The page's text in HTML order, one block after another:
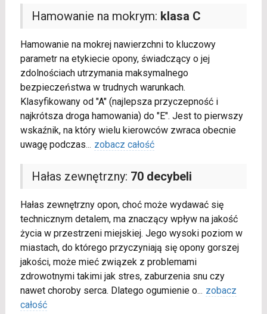
Hamowanie na mokrym: klasa C
Hamowanie na mokrej nawierzchni to kluczowy
parametr na etykiecie opony, świadczący o jej
zdolnościach utrzymania maksymalnego
bezpieczeństwa w trudnych warunkach.
Klasyfikowany od "A" (najlepsza przyczepność i
najkrótsza droga hamowania) do "E". Jest to pierwszy
wskaźnik, na który wielu kierowców zwraca obecnie
uwagę podczas... zobacz całość
Hałas zewnętrzny: 70 decybeli
Hałas zewnętrzny opon, choć może wydawać się
technicznym detalem, ma znaczący wpływ na jakość
życia w przestrzeni miejskiej. Jego wysoki poziom w
miastach, do którego przyczyniają się opony gorszej
jakości, może mieć związek z problemami
zdrowotnymi takimi jak stres, zaburzenia snu czy
nawet choroby serca. Dlatego ogumienie o... zobacz
całość